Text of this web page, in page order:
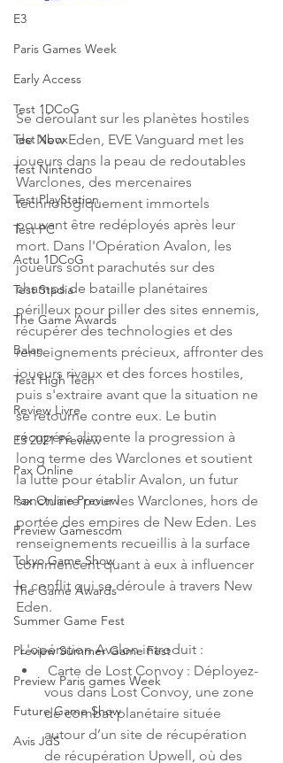
E3
Paris Games Week
Early Access
Test 1DCoG
Test Xbox
Test Nintendo
Test PlayStation
Test PC
Actu 1DCoG
Test Stadia
The Game Awards
Balan
Test High Tech
Review Livre
E3 2021 Preview
Pax Online
Pax Online Preview
Preview Gamescom
Tokyo Game Show
The Game Awards
Summer Game Fest
Preview Summer Game Fest
Preview Paris games Week
Future Game Show
Avis JdS
Se déroulant sur les planètes hostiles
de New Eden, EVE Vanguard met les
joueurs dans la peau de redoutables
Warclones, des mercenaires
technologiquement immortels
pouvant être redéployés après leur
mort. Dans l'Opération Avalon, les
joueurs sont parachutés sur des
champs de bataille planétaires
périlleux pour piller des sites ennemis,
récupérer des technologies et des
renseignements précieux, affronter des
joueurs rivaux et des forces hostiles,
puis s'extraire avant que la situation ne
se retourne contre eux. Le butin
récupéré alimente la progression à
long terme des Warclones et soutient
la lutte pour établir Avalon, un futur
sanctuaire pour les Warclones, hors de
portée des empires de New Eden. Les
renseignements recueillis à la surface
commencent quant à eux à influencer
le conflit qui se déroule à travers New
Eden.
L'opération Avalon introduit :
Carte de Lost Convoy : Déployez-
vous dans Lost Convoy, une zone
de combat planétaire située
autour d’un site de récupération
de récupération Upwell, où des